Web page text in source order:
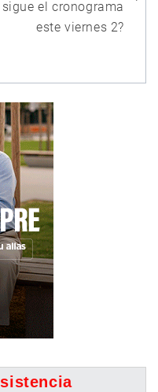
sigue el cronograma
este viernes 2?